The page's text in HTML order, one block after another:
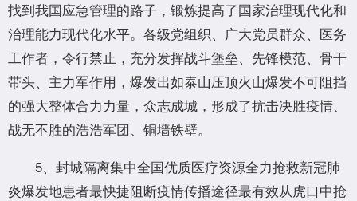
找到我国应急管理的路子，锻炼提高了国家治理现代化和
治理能力现代化水平。各级党组织、广大党员群众、医务
工作者，令行禁止，充分发挥战斗堡垒、先锋模范、骨干
带头、主力军作用，爆发出如泰山压顶火山爆发不可阻挡
的强大整体合力力量，众志成城，形成了抗击决胜疫情、
战无不胜的浩浩军团、铜墙铁壁。
5、封城隔离集中全国优质医疗资源全力抢救新冠肺
炎爆发地患者最快捷阻断疫情传播途径最有效从虎口中抢